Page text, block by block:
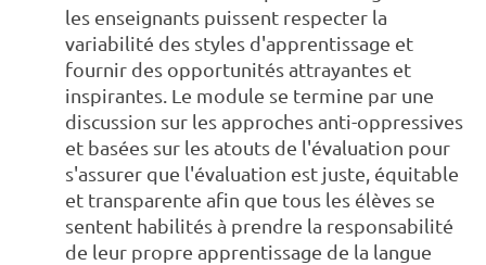
les enseignants puissent respecter la
variabilité des styles d'apprentissage et
fournir des opportunités attrayantes et
inspirantes. Le module se termine par une
discussion sur les approches anti-oppressives
et basées sur les atouts de l'évaluation pour
s'assurer que l'évaluation est juste, équitable
et transparente afin que tous les élèves se
sentent habilités à prendre la responsabilité
de leur propre apprentissage de la langue